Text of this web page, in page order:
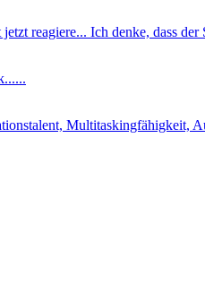
reagiere... Ich denke, dass der
Multitaskingfähigkeit,